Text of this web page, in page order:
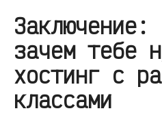
Заключение:
зачем тебе
хостинг с
классами